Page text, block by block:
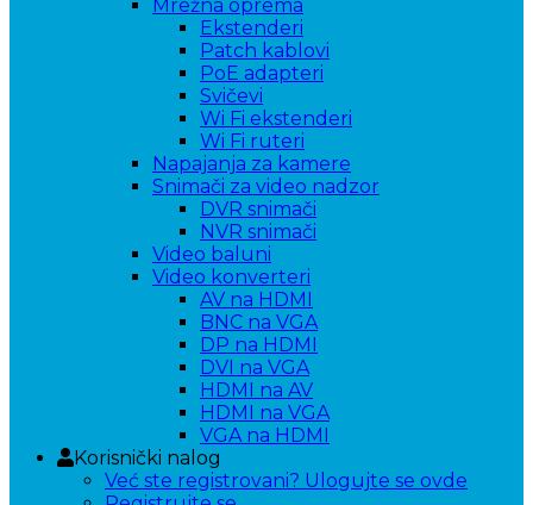
Mrežna oprema
Ekstenderi
Patch kablovi
PoE adapteri
Svičevi
Wi Fi ekstenderi
Wi Fi ruteri
Napajanja za kamere
Snimači za video nadzor
DVR snimači
NVR snimači
Video baluni
Video konverteri
AV na HDMI
BNC na VGA
DP na HDMI
DVI na VGA
HDMI na AV
HDMI na VGA
VGA na HDMI
Korisnički nalog
Već ste registrovani? Ulogujte se ovde